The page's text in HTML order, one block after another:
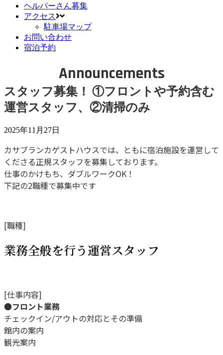
ヘルパーさん募集
アクセス
駐車場マップ
お問い合わせ
宿泊予約
Announcements
スタッフ募集！ ①フロントや予約含む
運営スタッフ、②清掃のみ
2025年11月27日
カサブランカゲストハウスでは、ともに宿泊施設を運営して
くださる正規スタッフを募集しております。
仕事のかけもち、ダブルワークOK！
下記の2職種で募集中です
[職種]
業務全般を行う運営スタッフ
[仕事内容]
●フロント業務
チェックイン/アウトの対応とその準備
館内の案内
観光案内